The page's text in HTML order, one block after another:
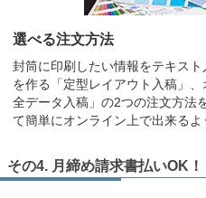
選べる注文方法
封筒に印刷したい情報をテキス
を作る「定型レイアウト入稿」
全データ入稿」の2つの注文方法
て簡単にオンライン上で出来るよ
その4. 月締め請求書払いOK！